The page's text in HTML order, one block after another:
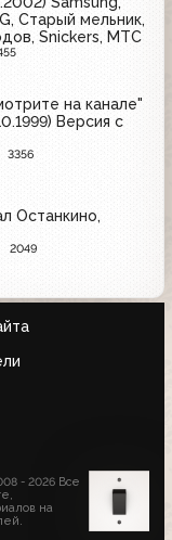
Старый мельник,
Snickers, МТС
на канале"
Версия с
3356
Останкино,
2049
- 2026 Все
на